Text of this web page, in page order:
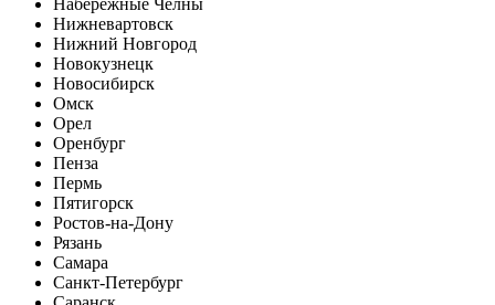
Нижневартовск
Нижний Новгород
Новокузнецк
Новосибирск
Омск
Орел
Оренбург
Пенза
Пермь
Пятигорск
Ростов-на-Дону
Рязань
Самара
Санкт-Петербург